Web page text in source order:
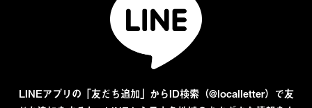
LINEアプリの「友だち追加」からID検索（@localletter）で友